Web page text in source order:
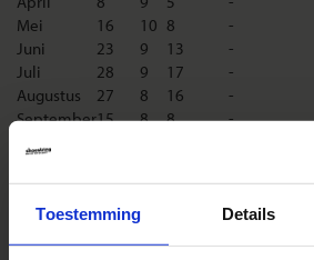
Toestemming Details
Mei
16 10 8
-
Juni
23 9 13
-
Juli
28 9 17
-
Augustus
27 8 16
-
September15 8 8
-
December -14 5 4 -
Landinformatie Mongolië